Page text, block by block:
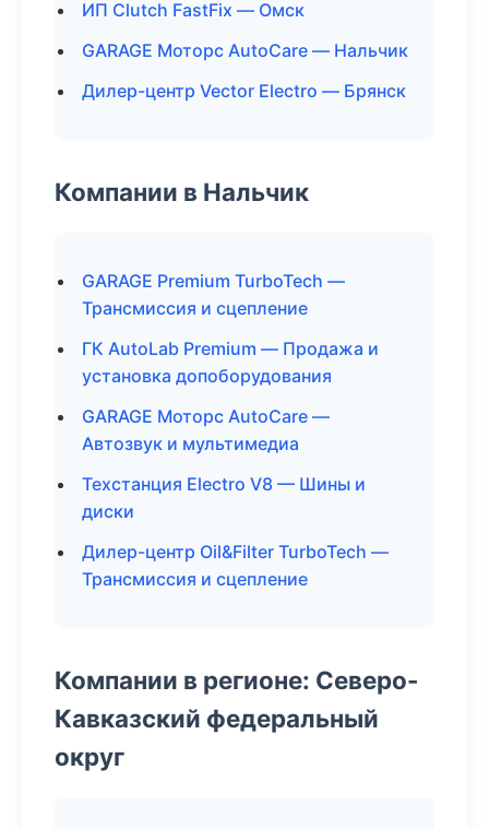
ИП Clutch FastFix — Омск
GARAGE Моторс AutoCare — Нальчик
Дилер-центр Vector Electro — Брянск
Компании в Нальчик
GARAGE Premium TurboTech —
Трансмиссия и сцепление
ГК AutoLab Premium — Продажа и
установка допоборудования
GARAGE Моторс AutoCare —
Автозвук и мультимедиа
Техстанция Electro V8 — Шины и
диски
Дилер-центр Oil&Filter TurboTech —
Трансмиссия и сцепление
Компании в регионе: Северо-
Кавказский федеральный
округ